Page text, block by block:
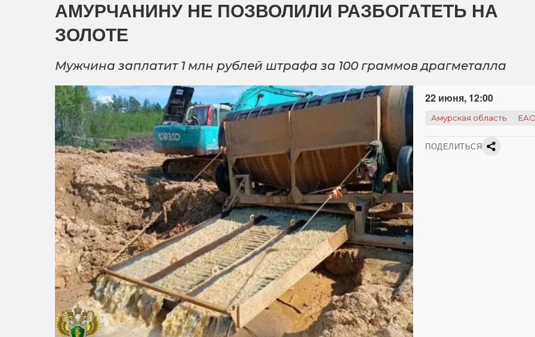
АМУРЧАНИНУ НЕ ПОЗВОЛИЛИ РАЗБОГАТЕТЬ НА
ЗОЛОТЕ
Мужчина заплатит 1 млн рублей штрафа за 100 граммов драгметалла
22 июня, 12:00
Амурская область
ПОДЕЛИТЬСЯ